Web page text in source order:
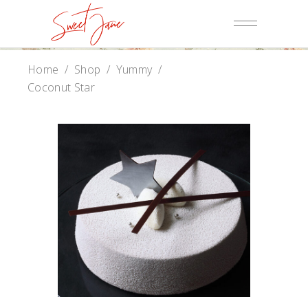
Home / Shop / Yummy/
Coconut Star